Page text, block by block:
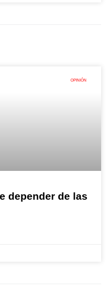
OPINIÓN
depender de las